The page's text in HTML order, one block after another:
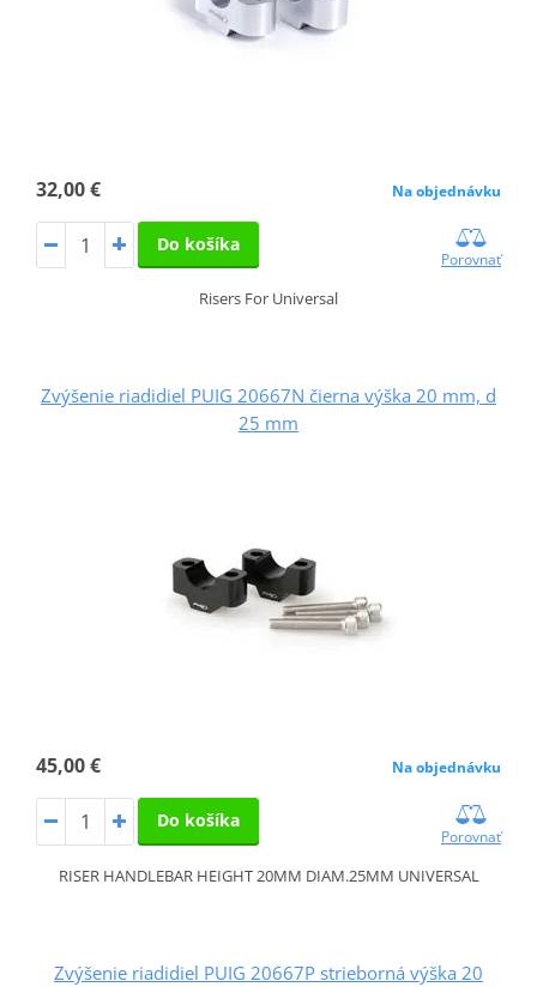
32,00 € Na objednávku
Do košíka
Porovnať
Risers For Universal
Zvýšenie riadidiel PUIG 20667N čierna výška 20 mm, d
25 mm
45,00 € Na objednávku
Do košíka
Porovnať
RISER HANDLEBAR HEIGHT 20MM DIAM.25MM UNIVERSAL
Zvýšenie riadidiel PUIG 20667P strieborná výška 20